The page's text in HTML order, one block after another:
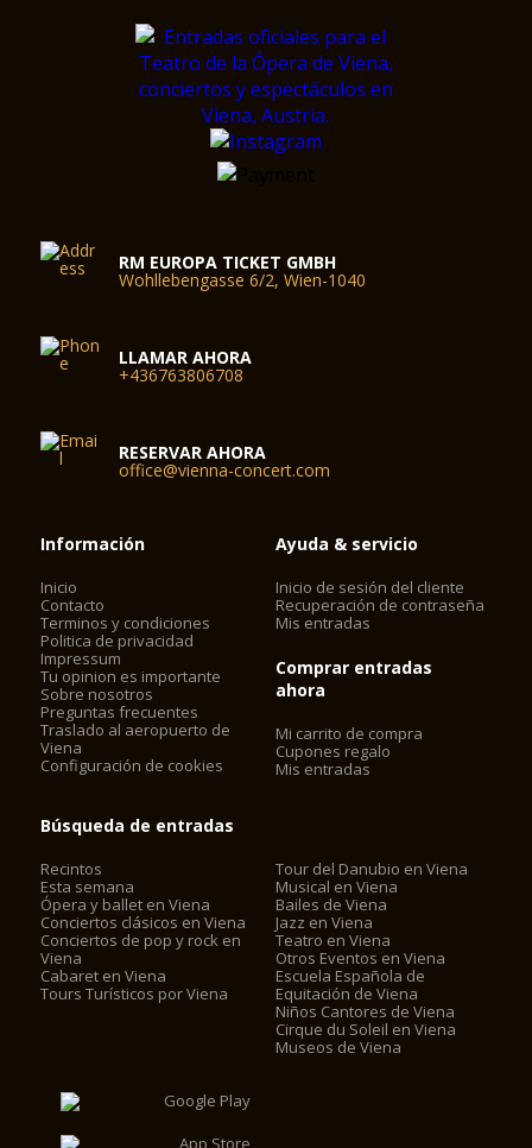
RM EUROPA TICKET GMBH
Wohllebengasse 6/2, Wien-1040
LLAMAR AHORA
+436763806708
RESERVAR AHORA
office@vienna-concert.com
Información
Inicio
Contacto
Terminos y condiciones
Politica de privacidad
Impressum
Tu opinion es importante
Sobre nosotros
Preguntas frecuentes
Traslado al aeropuerto de
Viena
Configuración de cookies
Ayuda & servicio
Inicio de sesión del cliente
Recuperación de contraseña
Mis entradas
Comprar entradas
ahora
Mi carrito de compra
Cupones regalo
Mis entradas
Búsqueda de entradas
Recintos
Esta semana
Ópera y ballet en Viena
Conciertos clásicos en Viena
Conciertos de pop y rock en
Viena
Cabaret en Viena
Tours Turísticos por Viena
Tour del Danubio en Viena
Musical en Viena
Bailes de Viena
Jazz en Viena
Teatro en Viena
Otros Eventos en Viena
Escuela Española de
Equitación de Viena
Niños Cantores de Viena
Cirque du Soleil en Viena
Museos de Viena